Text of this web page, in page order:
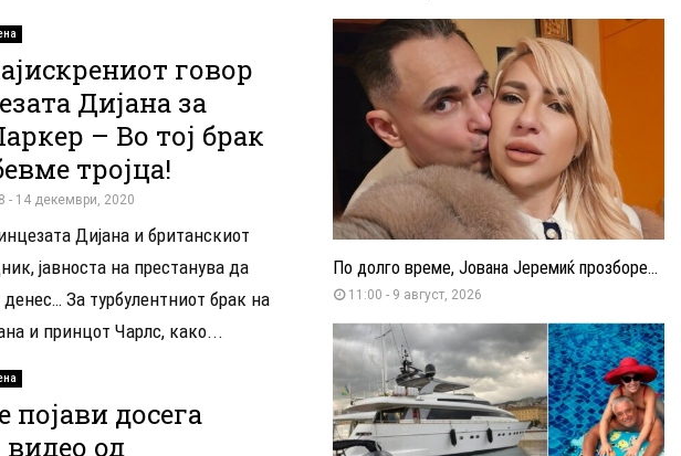
говор
Дијана за
– Во тој брак
тројца!
- 14 декември, 2020
Дијана и британскиот
јавноста на престанува да
За турбулентниот брак на
и принцот Чарлс, како...
досега
од
По долго време, Јована Јеремиќ прозборе...
11:00 - 9 август, 2026